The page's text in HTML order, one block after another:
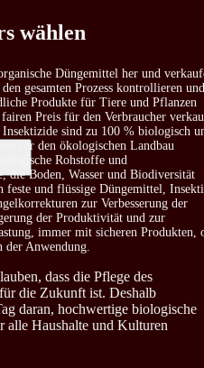
DEMETER
DE
wählen
Düngemittel her und
gesamten Prozess kontrollieren und
Produkte für Tiere und Pflanzen
Preis für den Verbraucher
sind zu 100 % biologisch
für den ökologischen Landbau
Rohstoffe und
die Boden, Wasser und Biodiversität
feste und flüssige Düngemittel,
zur Verbesserung der
der Produktivität und zur
immer mit sicheren Produkten,
der Anwendung.
dass die Pflege des
die Zukunft ist. Deshalb
daran, hochwertige biologische
alle Haushalte und Kulturen